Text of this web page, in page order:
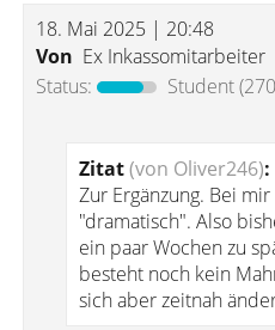
18. Mai 2025 | 20:48
Von Ex Inkassomitarbeiter
Status:
Student
Zitat(von Oliver246):
Zur Ergänzung. Bei
"dramatisch". Also
ein paar Wochen zu
besteht noch kein
sich aber zeitnah